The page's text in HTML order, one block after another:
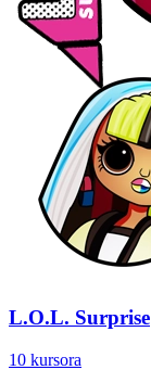
L.O.L. Surprise
10 kursora